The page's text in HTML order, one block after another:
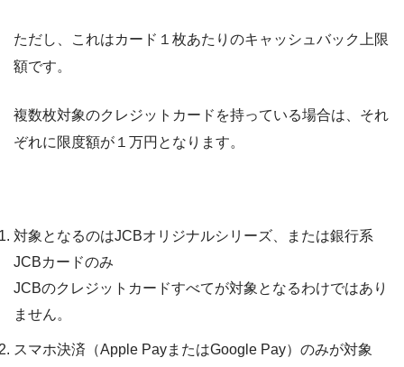
ただし、これはカード１枚あたりのキャッシュバック上限
額です。
複数枚対象のクレジットカードを持っている場合は、それ
ぞれに限度額が１万円となります。
対象となるのはJCBオリジナルシリーズ、または銀行系
JCBカードのみ
JCBのクレジットカードすべてが対象となるわけではあり
ません。
スマホ決済（Apple PayまたはGoogle Pay）のみが対象